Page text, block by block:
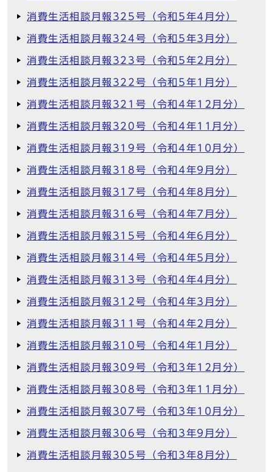
消費生活相談月報325号（令和5年4月分）
消費生活相談月報324号（令和5年3月分）
消費生活相談月報323号（令和5年2月分）
消費生活相談月報322号（令和5年1月分）
消費生活相談月報321号（令和4年12月分）
消費生活相談月報320号（令和4年11月分）
消費生活相談月報319号（令和4年10月分）
消費生活相談月報318号（令和4年9月分）
消費生活相談月報317号（令和4年8月分）
消費生活相談月報316号（令和4年7月分）
消費生活相談月報315号（令和4年6月分）
消費生活相談月報314号（令和4年5月分）
消費生活相談月報313号（令和4年4月分）
消費生活相談月報312号（令和4年3月分）
消費生活相談月報311号（令和4年2月分）
消費生活相談月報310号（令和4年1月分）
消費生活相談月報309号（令和3年12月分）
消費生活相談月報308号（令和3年11月分）
消費生活相談月報307号（令和3年10月分）
消費生活相談月報306号（令和3年9月分）
消費生活相談月報305号（令和3年8月分）